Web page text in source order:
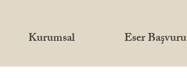
Kurumsal Eser Başvuru